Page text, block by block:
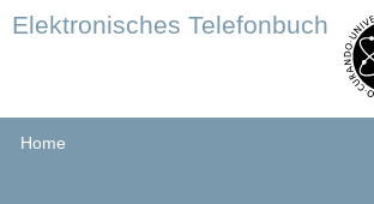
Elektronisches Telefonbuch
Home